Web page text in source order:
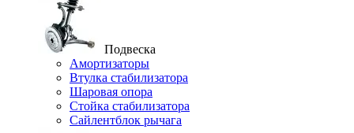
Подвеска
Амортизаторы
Втулка стабилизатора
Шаровая опора
Стойка стабилизатора
Сайлентблок рычага